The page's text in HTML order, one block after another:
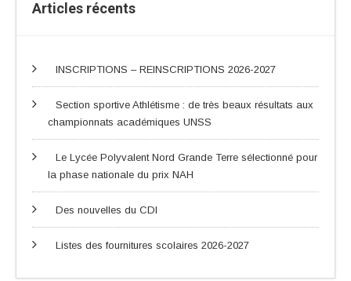
Articles récents
INSCRIPTIONS – REINSCRIPTIONS 2026-2027
Section sportive Athlétisme : de très beaux résultats aux
championnats académiques UNSS
Le Lycée Polyvalent Nord Grande Terre sélectionné pour
la phase nationale du prix NAH
Des nouvelles du CDI
Listes des fournitures scolaires 2026-2027